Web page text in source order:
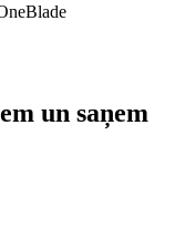
un saņem